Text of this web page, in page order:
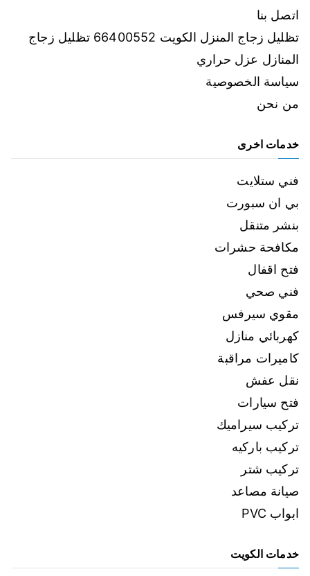
اتصل بنا
تظليل زجاج المنزل الكويت 66400552 تظليل زجاج
المنازل عزل حراري
سياسة الخصوصية
من نحن
خدمات اخرى
فني ستلايت
بي ان سبورت
بنشر متنقل
مكافحة حشرات
فتح اقفال
فني صحي
مقوي سيرفس
كهربائي منازل
كاميرات مراقبة
نقل عفش
فتح سيارات
تركيب سيراميك
تركيب باركيه
تركيب شتر
صيانة مصاعد
ابواب PVC
خدمات الكويت